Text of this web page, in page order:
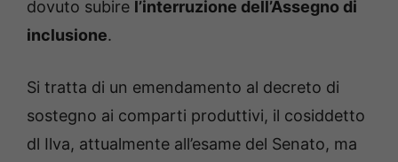
dovuto subire l’interruzione dell’Assegno di
inclusione.
Si tratta di un emendamento al decreto di
sostegno ai comparti produttivi, il cosiddetto
dl Ilva, attualmente all’esame del Senato, ma